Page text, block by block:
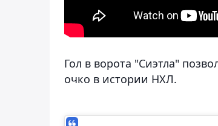
Гол в ворота "Сиэтла"
очко в истории НХЛ.